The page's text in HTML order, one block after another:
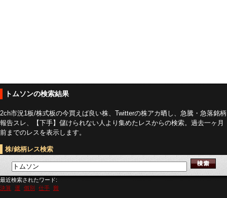
トムソンの検索結果
2ch市況1板/株式板の今買えば良い株、Twitterの株アカ晒し、急騰・急落銘柄
報告スレ、【下手】儲けられない人より集めたレスからの検索。過去一ヶ月
前までのレスを表示します。
株/銘柄レス検索
最近検索されたワード:
決算 運 個別 仕手 難